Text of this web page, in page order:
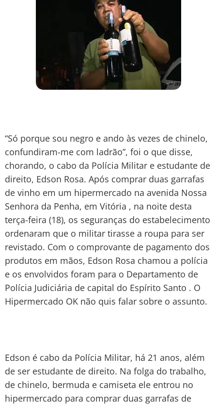
“Só porque sou negro e ando às vezes de chinelo,
confundiram-me com ladrão”, foi o que disse,
chorando, o cabo da Polícia Militar e estudante de
direito, Edson Rosa. Após comprar duas garrafas
de vinho em um hipermercado na avenida Nossa
Senhora da Penha, em Vitória , na noite desta
terça-feira (18), os seguranças do estabelecimento
ordenaram que o militar tirasse a roupa para ser
revistado. Com o comprovante de pagamento dos
produtos em mãos, Edson Rosa chamou a polícia
e os envolvidos foram para o Departamento de
Polícia Judiciária de capital do Espírito Santo . O
Hipermercado OK não quis falar sobre o assunto.
Edson é cabo da Polícia Militar, há 21 anos, além
de ser estudante de direito. Na folga do trabalho,
de chinelo, bermuda e camiseta ele entrou no
hipermercado para comprar duas garrafas de